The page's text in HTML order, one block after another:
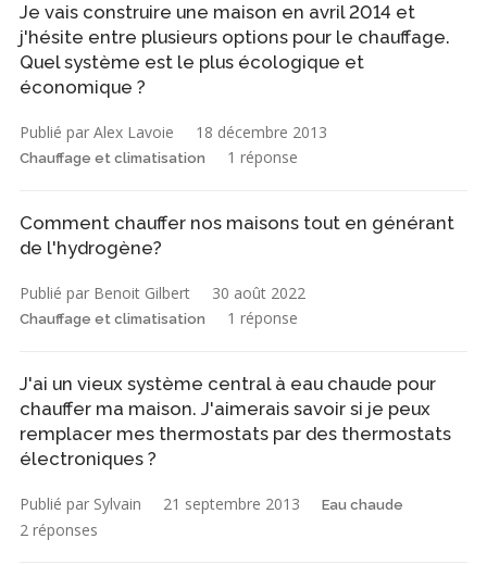
Je vais construire une maison en avril 2014 et
j'hésite entre plusieurs options pour le chauffage.
Quel système est le plus écologique et
économique ?
Publié par Alex Lavoie 18 décembre 2013
Chauffage et climatisation 1 réponse
Comment chauffer nos maisons tout en générant
de l'hydrogène?
Publié par Benoit Gilbert 30 août 2022
Chauffage et climatisation 1 réponse
J'ai un vieux système central à eau chaude pour
chauffer ma maison. J'aimerais savoir si je peux
remplacer mes thermostats par des thermostats
électroniques ?
Publié par Sylvain 21 septembre 2013 Eau chaude
2 réponses